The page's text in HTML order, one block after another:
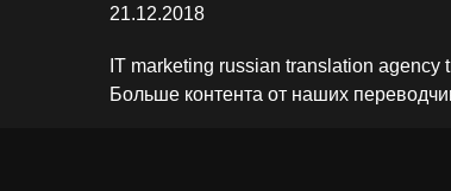
21.12.2018
IT marketing russian translation agency
Больше контента от наших